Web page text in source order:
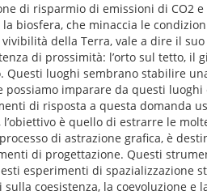
di risparmio di emissioni di
biosfera, che minaccia le
della Terra, vale a dire il
di prossimità: l’orto sul tetto, il
luoghi sembrano stabilire
imparare da questi
di risposta a questa domanda
è quello di estrarre le
di astrazione grafica, è
di progettazione. Questi
esperimenti di spazializzazione
coesistenza, la coevoluzione e